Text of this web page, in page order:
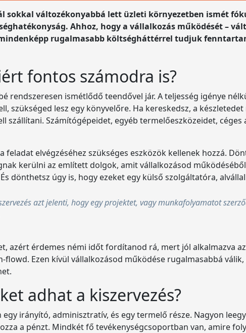
sokkal változékonyabbá lett üzleti környezetben ismét
Ahhoz, hogy a vállalkozás működését –
rugalmasabb költségháttérrel tudjuk
fontos számodra is?
rendszeresen ismétlődő teendővel jár. A teljesség igénye
szükséged lesz egy könyvelőre. Ha kereskedsz, a
szállítani. Számítógépeidet, egyéb termelőeszközeidet,
feladat elvégzéséhez szükséges eszközök kellenek hozzá.
kerülni az említett dolgok, amit vállalkozásod
dönthetsz úgy is, hogy ezeket egy külső szolgáltatóra,
azt jelenti, hogy egy projektet, vagy munkafolyamatot
azért érdemes némi időt fordítanod rá, mert jól alkalmazva
flowd. Ezen kívül vállalkozásod működése rugalmasabbá
adhat a kiszervezés?
irányító, adminisztratív, és egy termelő része. Nagyon
a pénzt. Mindkét fő tevékenységcsoportban van, amire